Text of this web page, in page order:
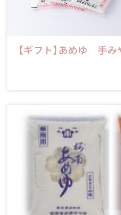
【ギフト】あめゆ 手み